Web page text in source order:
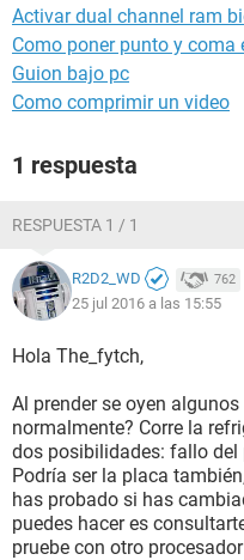
Activar dual channel ram
Como poner punto y coma
Guion bajo pc
Como comprimir un video
1 respuesta
RESPUESTA 1 / 1
R2D2_WD 762
25 jul 2016 a las 15:55
Hola The_fytch,
Al prender se oyen
normalmente? Corre la
dos posibilidades: fallo
Podría ser la placa
has probado si has
puedes hacer es
pruebe con otro